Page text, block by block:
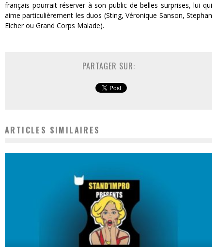
français pourrait réserver à son public de belles surprises, lui qui
aime particulièrement les duos (Sting, Véronique Sanson, Stephan
Eicher ou Grand Corps Malade).
PARTAGER SUR:
ARTICLES SIMILAIRES